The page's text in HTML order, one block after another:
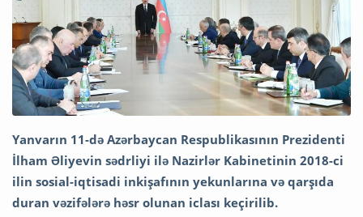
Yanvarın 11-də Azərbaycan Respublikasının Prezidenti
İlham Əliyevin sədrliyi ilə Nazirlər Kabinetinin 2018-ci
ilin sosial-iqtisadi inkişafının yekunlarına və qarşıda
duran vəzifələrə həsr olunan iclası keçirilib.